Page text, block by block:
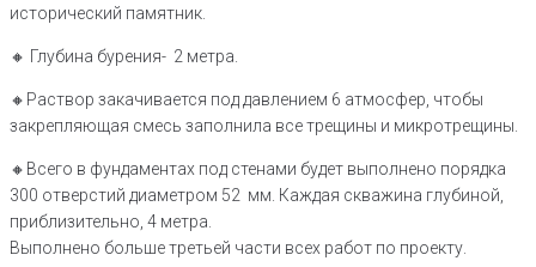
исторический памятник.
🔸️ Глубина бурения- 2 метра.
🔸️Раствор закачивается под давлением 6 атмосфер, чтобы
закрепляющая смесь заполнила все трещины и микротрещины.
🔸️Всего в фундаментах под стенами будет выполнено порядка
300 отверстий диаметром 52 мм. Каждая скважина глубиной,
приблизительно, 4 метра.
Выполнено больше третьей части всех работ по проекту.